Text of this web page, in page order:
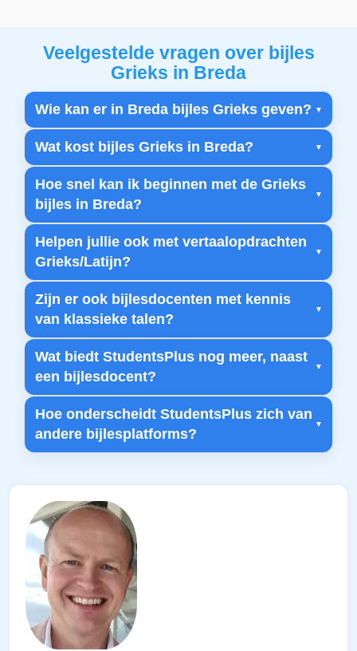
Veelgestelde vragen over bijles
Grieks in Breda
Wie kan er in Breda bijles Grieks geven?
Wat kost bijles Grieks in Breda?
Hoe snel kan ik beginnen met de Grieks
bijles in Breda?
Helpen jullie ook met vertaalopdrachten
Grieks/Latijn?
Zijn er ook bijlesdocenten met kennis
van klassieke talen?
Wat biedt StudentsPlus nog meer, naast
een bijlesdocent?
Hoe onderscheidt StudentsPlus zich van
andere bijlesplatforms?